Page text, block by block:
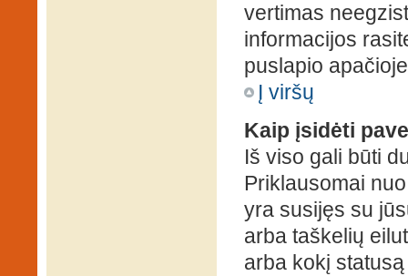
vertimas
informacijos
puslapio
Į viršų
Kaip įsidėti
Iš viso gali būti
Priklausomai
yra susijęs su
arba taškelių
arba kokį